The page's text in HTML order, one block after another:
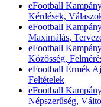
eFootball
Kérdések,
eFootball
Maximálás,
eFootball
Közösség,
eFootball Érmék
Feltételek
eFootball
Népszerűség,